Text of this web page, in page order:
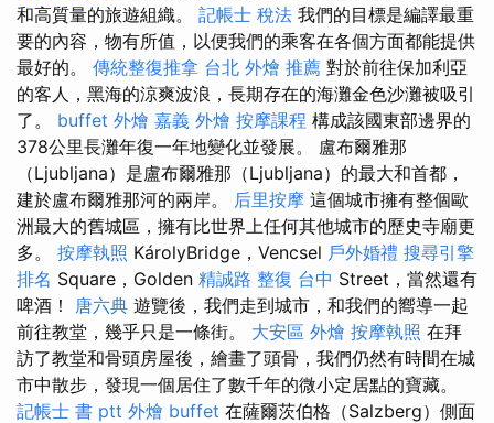
和高質量的旅遊組織。 記帳士 稅法 我們的目標是編譯最重
要的內容，物有所值，以便我們的乘客在各個方面都能提供
最好的。 傳統整復推拿 台北 外燴 推薦 對於前往保加利亞
的客人，黑海的涼爽波浪，長期存在的海灘金色沙灘被吸引
了。 buffet 外燴 嘉義 外燴 按摩課程 構成該國東部邊界的
378公里長灘年復一年地變化並發展。 盧布爾雅那
（Ljubljana）是盧布爾雅那（Ljubljana）的最大和首都，
建於盧布爾雅那河的兩岸。 后里按摩 這個城市擁有整個歐
洲最大的舊城區，擁有比世界上任何其他城市的歷史寺廟更
多。 按摩執照 KárolyBridge，Vencsel 戶外婚禮 搜尋引擎
排名 Square，Golden 精誠路 整復 台中 Street，當然還有
啤酒！ 唐六典 遊覽後，我們走到城市，和我們的嚮導一起
前往教堂，幾乎只是一條街。 大安區 外燴 按摩執照 在拜
訪了教堂和骨頭房屋後，繪畫了頭骨，我們仍然有時間在城
市中散步，發現一個居住了數千年的微小定居點的寶藏。
記帳士 書 ptt 外燴 buffet 在薩爾茨伯格（Salzberg）側面